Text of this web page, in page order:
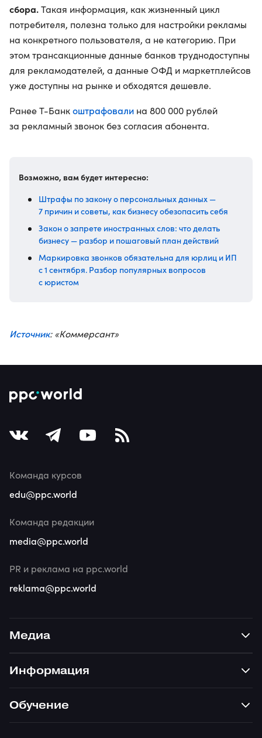
сбора.Такая информация, как жизненный цикл
потребителя, полезна только для настройки рекламы
на конкретного пользователя, а не категорию. При
этом трансакционные данные банков труднодоступны
для рекламодателей, а данные ОФД и маркетплейсов
уже доступны на рынке и обходятся дешевле.
Ранее Т-Банкоштрафовали на 800 000 рублей
за рекламный звонок без согласия абонента.
Возможно, вам будет интересно:
Штрафы по закону о персональных данных —
7 причин и советы, как бизнесу обезопасить себя
Закон о запрете иностранных слов: что делать
бизнесу — разбор и пошаговый план действий
Маркировка звонков обязательна для юрлиц и ИП
с 1 сентября. Разбор популярных вопросов
с юристом
Источник: «Коммерсант»
Медиа
Информация
Обучение
Команда курсов
edu@ppc.world
Команда редакции
media@ppc.world
PR и реклама на ppc.world
reklama@ppc.world